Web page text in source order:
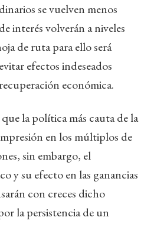
se vuelven menos
interés volverán a niveles
de ruta para ello será
efectos indeseados
económica.
la política más cauta de la
en los múltiplos de
sin embargo, el
y su efecto en las ganancias
con creces dicho
la persistencia de un